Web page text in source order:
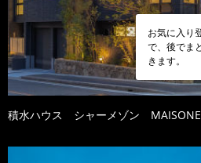
お気に入り
で、後でま
きます。
積水ハウス シャーメゾン